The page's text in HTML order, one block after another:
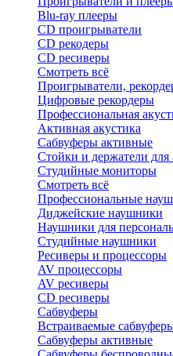
Blu-ray плееры
CD проигрыватели
CD рекодеры
CD ресиверы
Смотреть всё
Проигрыватели,
Цифровые рекордеры
Профессиональная
Активная акустика
Сабвуферы активные
Стойки и держатели для
Студийные мониторы
Смотреть всё
Профессиональные
Диджейские наушники
Наушники для
Студийные наушники
Ресиверы и процессоры
AV процессоры
AV ресиверы
CD ресиверы
Сабвуферы
Встраиваемые
Сабвуферы активные